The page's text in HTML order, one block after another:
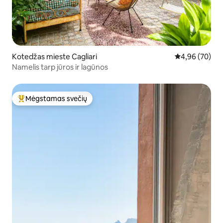
Kotedžas mieste Cagliari Vidutinis
4,96 (70)
Namelis tarp jūros ir lagūnos
Svečių mėgstamiausias
Mėgstamas svečių